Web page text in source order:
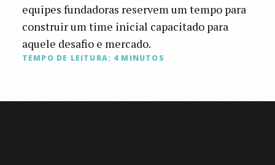
equipes fundadoras reservem um tempo para
construir um time inicial capacitado para
aquele desafio e mercado.
TEMPO DE LEITURA: 4 MINUTOS